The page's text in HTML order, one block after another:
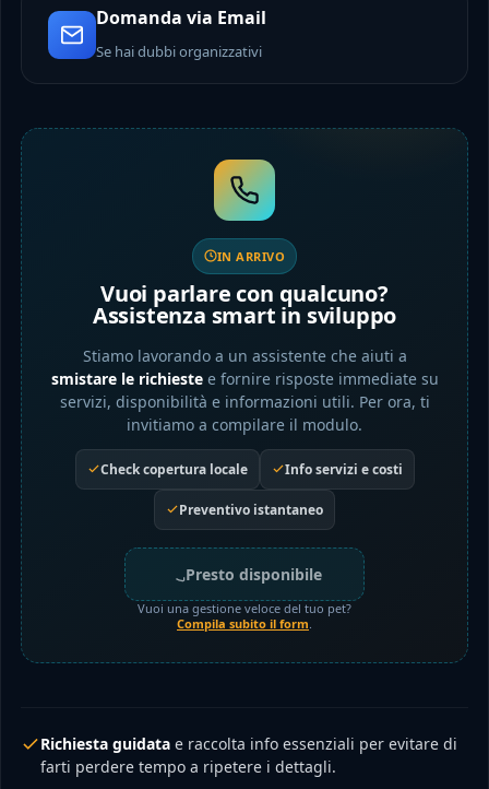
Domanda via Email
Se hai dubbi organizzativi
IN ARRIVO
Vuoi parlare con qualcuno?
Assistenza smart in sviluppo
Stiamo lavorando a un assistente che aiuti a
smistare le richiestee fornire risposte immediate su
servizi, disponibilità e informazioni utili. Per ora, ti
invitiamo a compilare il modulo.
Check copertura locale Info servizi e costi
Preventivo istantaneo
Presto disponibile
Vuoi una gestione veloce del tuo pet?
Compila subito il form
Richiesta guidata e raccolta info essenziali per evitare di
farti perdere tempo a ripetere i dettagli.